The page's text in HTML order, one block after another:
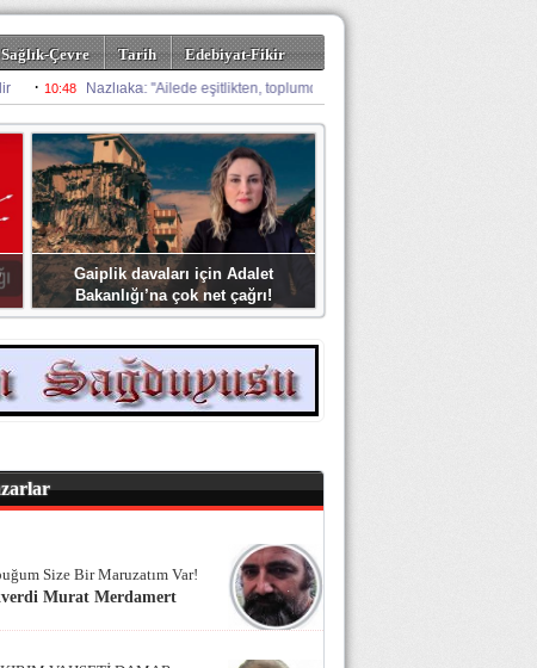
Sağlık-Çevre Tarih
Edebiyat-Fikir
Gaiplik davaları için Adalet
Bakanlığı’na çok net çağrı!
Size Bir Maruzatım Var!
Murat Merdamert